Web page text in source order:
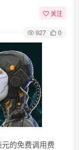
关注
927 0
的免费调用费